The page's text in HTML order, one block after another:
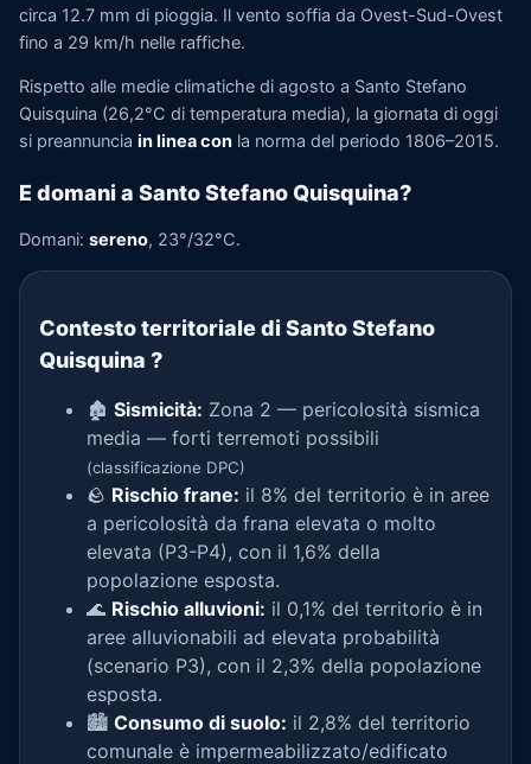
circa 12.7 mm di pioggia. Il vento soffia da Ovest-Sud-Ovest
fino a 29 km/h nelle raffiche.
Rispetto alle medie climatiche di agosto a Santo Stefano
Quisquina (26,2°C di temperatura media), la giornata di oggi
si preannuncia in linea con la norma del periodo 1806–2015.
E domani a Santo Stefano Quisquina?
Domani: sereno, 23°/32°C.
Contesto territoriale di Santo Stefano
Quisquina ?
🏚️ Sismicità: Zona 2 — pericolosità sismica
media — forti terremoti possibili
(classificazione DPC)
🪨 Rischio frane: il 8% del territorio è in aree
a pericolosità da frana elevata o molto
elevata (P3-P4), con il 1,6% della
popolazione esposta.
🌊 Rischio alluvioni: il 0,1% del territorio è in
aree alluvionabili ad elevata probabilità
(scenario P3), con il 2,3% della popolazione
esposta.
🏙️ Consumo di suolo: il 2,8% del territorio
comunale è impermeabilizzato/edificato